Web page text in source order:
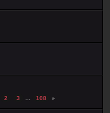
2 3 ... 108